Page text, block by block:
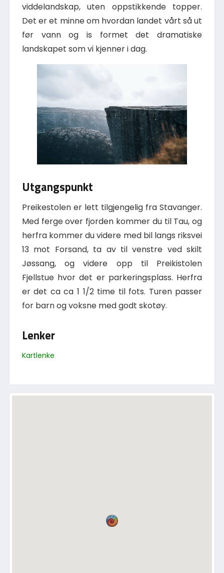
viddelandskap, uten oppstikkende topper.
Det er et minne om hvordan landet vårt så ut
før vann og is formet det dramatiske
landskapet som vi kjenner i dag.
Utgangspunkt
Preikestolen er lett tilgjengelig fra Stavanger.
Med ferge over fjorden kommer du til Tau, og
herfra kommer du videre med bil langs riksvei
13 mot Forsand, ta av til venstre ved skilt
Jøssang, og videre opp til Preikistolen
Fjellstue hvor det er parkeringsplass. Herfra
er det ca ca 1 1/2 time til fots. Turen passer
for barn og voksne med godt skotøy.
Lenker
Kartlenke